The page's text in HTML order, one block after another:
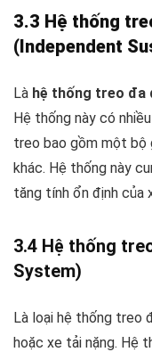
3.3 Hệ thống
(Independent
Là hệ thống treo đa
Hệ thống này có
treo bao gồm một bộ
khác. Hệ thống này
tăng tính ổn định của
3.4 Hệ thống
System)
Là loại hệ thống treo
hoặc xe tải nặng. Hệ